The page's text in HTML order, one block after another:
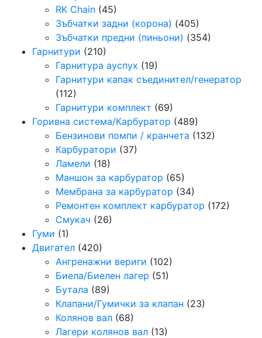
RK Chain (45)
Зъбчатки задни (корона) (405)
Зъбчатки предни (пиньони) (354)
Гарнитури (210)
Гарнитура ауспух (19)
Гарнитури капак съединител/генератор
(112)
Гарнитури комплект (69)
Горивна система/Карбуратор (489)
Бензинови помпи / кранчета (132)
Карбуратори (37)
Ламели (18)
Маншон за карбуратор (65)
Мембрана за карбуратор (34)
Ремонтен комплект карбуратор (172)
Смукач (26)
Гуми (1)
Двигател (420)
Ангренажни вериги (102)
Биела/Биелен лагер (51)
Бутала (89)
Клапани/Гумички за клапан (23)
Колянов вал (68)
Лагери колянов вал (13)